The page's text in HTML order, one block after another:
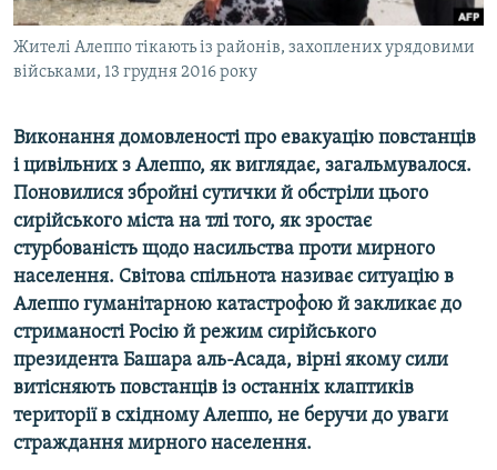
ІНФОГРАФІКА
ДОЛУЧАЙСЯ!
Жителі Алеппо тікають із районів, захоплених урядовими
військами, 13 грудня 2016 року
Виконання домовленості про евакуацію повстанців
і цивільних з Алеппо, як виглядає, загальмувалося.
Поновилися збройні сутички й обстріли цього
сирійського міста на тлі того, як зростає
стурбованість щодо насильства проти мирного
населення. Світова спільнота називає ситуацію в
Алеппо гуманітарною катастрофою й закликає до
стриманості Росію й режим сирійського
президента Башара аль-Асада, вірні якому сили
витісняють повстанців із останніх клаптиків
території в східному Алеппо, не беручи до уваги
страждання мирного населення.